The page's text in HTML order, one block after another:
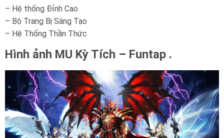
– Hệ thống Đỉnh Cao
– Bộ Trang Bị Sáng Tạo
– Hệ Thống Thần Thức
Hình ảnh MU Kỳ Tích – Funtap .